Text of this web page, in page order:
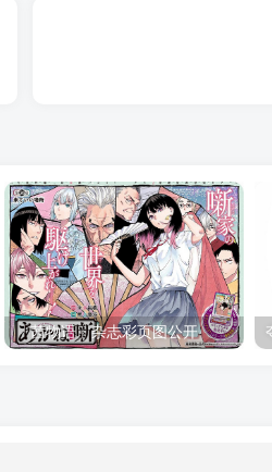
「茜物语」杂志彩页图公开